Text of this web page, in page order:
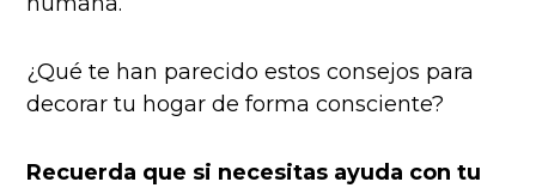
¿Qué te han parecido estos consejos para
decorar tu hogar de forma consciente?
Recuerda que si necesitas ayuda con tu